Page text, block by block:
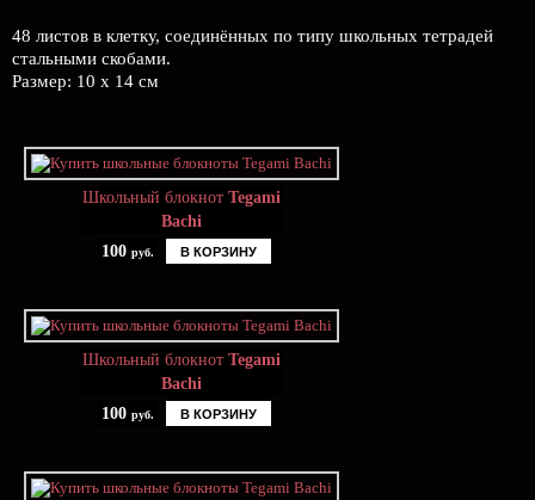
48 листов в клетку, соединённых по типу школьных тетрадей
стальными скобами.
Размер: 10 x 14 см
Школьный блокнот Tegami
Bachi
100 руб. В КОРЗИНУ
Школьный блокнот Tegami
Bachi
100 руб. В КОРЗИНУ